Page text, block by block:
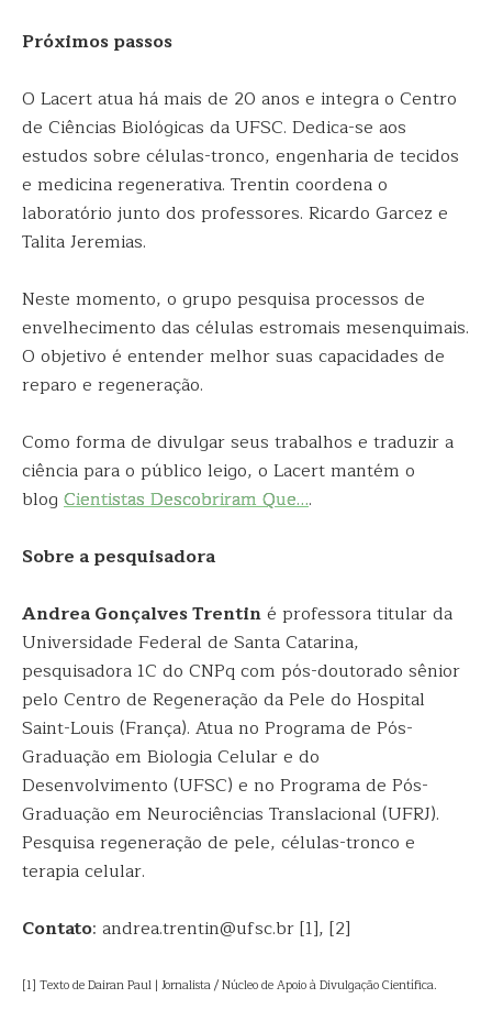
Próximos passos
O Lacert atua há mais de 20 anos e integra o Centro
de Ciências Biológicas da UFSC. Dedica-se aos
estudos sobre células-tronco, engenharia de tecidos
e medicina regenerativa. Trentin coordena o
laboratório junto dos professores. Ricardo Garcez e
Talita Jeremias.
Neste momento, o grupo pesquisa processos de
envelhecimento das células estromais mesenquimais.
O objetivo é entender melhor suas capacidades de
reparo e regeneração.
Como forma de divulgar seus trabalhos e traduzir a
ciência para o público leigo, o Lacert mantém o
blog Cientistas Descobriram Que….
Sobre a pesquisadora
Andrea Gonçalves Trentiné professora titular da
Universidade Federal de Santa Catarina,
pesquisadora 1C do CNPq com pós-doutorado sênior
pelo Centro de Regeneração da Pele do Hospital
Saint-Louis (França). Atua no Programa de Pós-
Graduação em Biologia Celular e do
Desenvolvimento (UFSC) e no Programa de Pós-
Graduação em Neurociências Translacional (UFRJ).
Pesquisa regeneração de pele, células-tronco e
terapia celular.
Contato: andrea.trentin@ufsc.br [1], [2]
[1] Texto de Dairan Paul | Jornalista / Núcleo de Apoio à Divulgação Científica.